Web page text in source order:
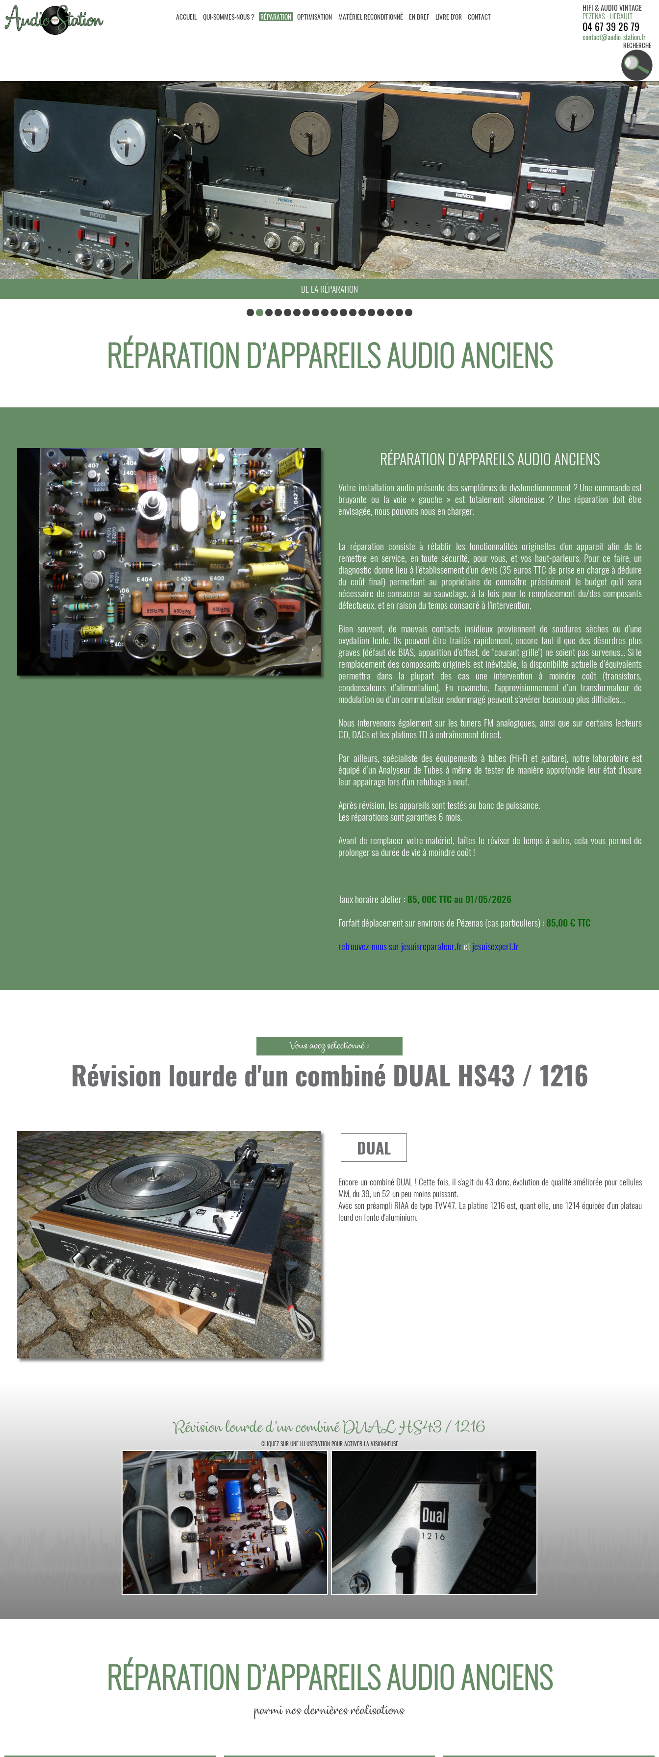
ACCUEIL QUI-SOMMES-NOUS ? RÉPARATION OPTIMISATION MATÉRIEL RECONDITIONNÉ EN BREF LIVRE D'OR CONTACT
HIFI & AUDIO VINTAGE
PEZENAS - HERAULT
04 67 39 26 79
contact@audio-station.fr
RECHERCHE
DE LA RÉPARATION
RÉPARATION D’APPAREILS AUDIO ANCIENS
RÉPARATION D’APPAREILS AUDIO ANCIENS
Votre installation audio présente des symptômes de dysfonctionnement ? Une commande est
bruyante ou la voie « gauche » est totalement silencieuse ? Une réparation doit être
envisagée, nous pouvons nous en charger.
La réparation consiste à rétablir les fonctionnalités originelles d'un appareil afin de le
remettre en service, en toute sécurité, pour vous, et vos haut-parleurs. Pour ce faire, un
diagnostic donne lieu à l'établissement d'un devis (35 euros TTC de prise en charge à déduire
du coût final) permettant au propriétaire de connaître précisément le budget qu'il sera
nécessaire de consacrer au sauvetage, à la fois pour le remplacement du/des composants
défectueux, et en raison du temps consacré à l’intervention.
Bien souvent, de mauvais contacts insidieux proviennent de soudures sèches ou d’une
oxydation lente. Ils peuvent être traités rapidement, encore faut-il que des désordres plus
graves (défaut de BIAS, apparition d’offset, de "courant grille") ne soient pas survenus… Si le
remplacement des composants originels est inévitable, la disponibilité actuelle d’équivalents
permettra dans la plupart des cas une intervention à moindre coût (transistors,
condensateurs d’alimentation). En revanche, l'approvisionnement d’un transformateur de
modulation ou d’un commutateur endommagé peuvent s’avérer beaucoup plus difficiles...
Nous intervenons également sur les tuners FM analogiques, ainsi que sur certains lecteurs
CD, DACs et les platines TD à entraînement direct.
Par ailleurs, spécialiste des équipements à tubes (Hi-Fi et guitare), notre laboratoire est
équipé d’un Analyseur de Tubes à même de tester de manière approfondie leur état d’usure
leur appairage lors d'un retubage à neuf.
Après révision, les appareils sont testés au banc de puissance.
Les réparations sont garanties 6 mois.
Avant de remplacer votre matériel, faîtes le réviser de temps à autre, cela vous permet de
prolonger sa durée de vie à moindre coût !
Taux horaire atelier : 85, 00€ TTC au 01/05/2026
Forfait déplacement sur environs de Pézenas (cas particuliers) : 85,00 € TTC
retrouvez-nous sur jesuisreparateur.fretjesuisexpert.fr
Vous avez sélectionné :
Révision lourde d'un combiné DUAL HS43 / 1216
DUAL
Encore un combiné DUAL ! Cette fois, il s'agit du 43 donc, évolution de qualité améliorée pour cellules
MM, du 39, un 52 un peu moins puissant.
Avec son préampli RIAA de type TVV47. La platine 1216 est, quant elle, une 1214 équipée d'un plateau
lourd en fonte d'aluminium.
Révision lourde d'un combiné DUAL HS43 / 1216
CLIQUEZ SUR UNE ILLUSTRATION POUR ACTIVER LA VISIONNEUSE
RÉPARATION D’APPAREILS AUDIO ANCIENS
parmi nos dernières réalisations